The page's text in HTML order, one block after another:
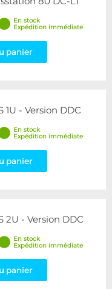
En stock
Expédition immédiate
panier
1U - Version DDC
En stock
Expédition immédiate
panier
2U - Version DDC
En stock
Expédition immédiate
panier